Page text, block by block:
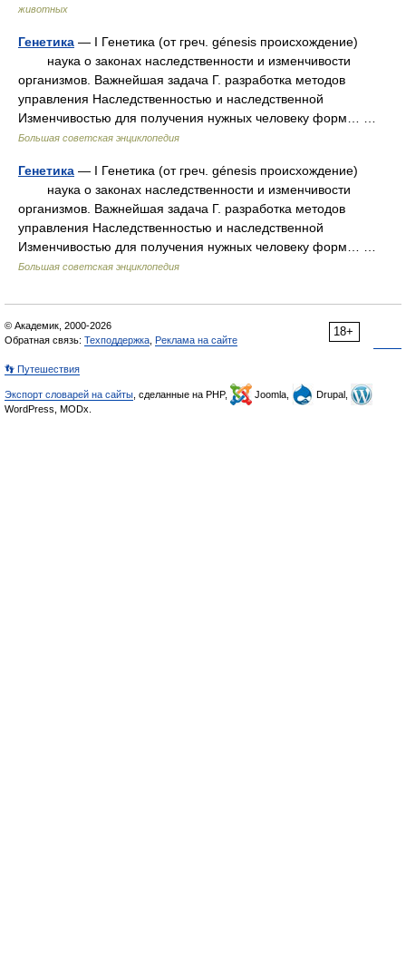
животных
Генетика — I Генетика (от греч. génesis происхождение)
наука о законах наследственности и изменчивости
организмов. Важнейшая задача Г. разработка методов
управления Наследственностью и наследственной
Изменчивостью для получения нужных человеку форм… …
Большая советская энциклопедия
Генетика — I Генетика (от греч. génesis происхождение)
наука о законах наследственности и изменчивости
организмов. Важнейшая задача Г. разработка методов
управления Наследственностью и наследственной
Изменчивостью для получения нужных человеку форм… …
Большая советская энциклопедия
18+
© Академик, 2000-2026
Обратная связь: Техподдержка Реклама на сайте
👣 Путешествия
Экспорт словарей на сайты , сделанные на PHP, Joomla,
Drupal,
WordPress, MODx.